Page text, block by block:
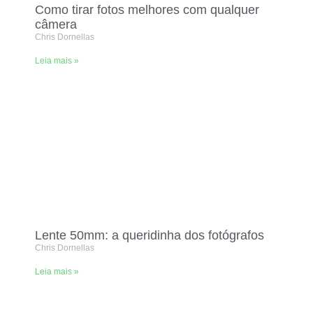
Como tirar fotos melhores com qualquer
câmera
Chris Dornellas
Leia mais »
Lente 50mm: a queridinha dos fotógrafos
Chris Dornellas
Leia mais »